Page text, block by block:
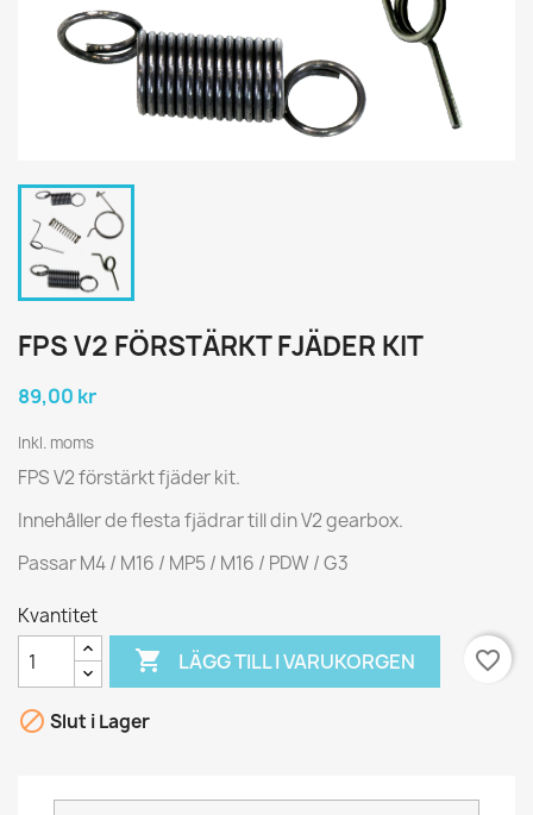
FPS V2 FÖRSTÄRKT FJÄDER KIT
89,00 kr
Inkl. moms
FPS V2 förstärkt fjäder kit.
Innehåller de flesta fjädrar till din V2 gearbox.
Passar M4 / M16 / MP5 / M16 / PDW / G3
Kvantitet
 LÄGG TILL I VARUKORGEN favorite_border
 Slut i Lager